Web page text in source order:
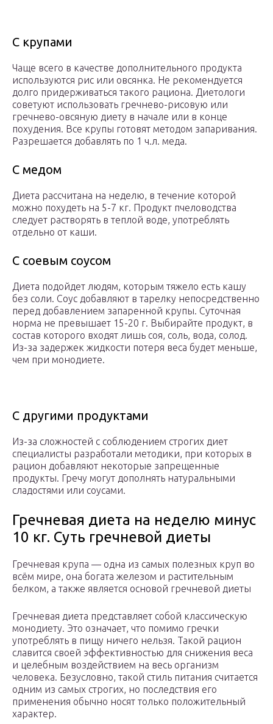
С крупами
Чаще всего в качестве дополнительного продукта
используются рис или овсянка. Не рекомендуется
долго придерживаться такого рациона. Диетологи
советуют использовать гречнево-рисовую или
гречнево-овсяную диету в начале или в конце
похудения. Все крупы готовят методом запаривания.
Разрешается добавлять по 1 ч.л. меда.
С медом
Диета рассчитана на неделю, в течение которой
можно похудеть на 5-7 кг. Продукт пчеловодства
следует растворять в теплой воде, употреблять
отдельно от каши.
С соевым соусом
Диета подойдет людям, которым тяжело есть кашу
без соли. Соус добавляют в тарелку непосредственно
перед добавлением запаренной крупы. Суточная
норма не превышает 15-20 г. Выбирайте продукт, в
состав которого входят лишь соя, соль, вода, солод.
Из-за задержек жидкости потеря веса будет меньше,
чем при монодиете.
С другими продуктами
Из-за сложностей с соблюдением строгих диет
специалисты разработали методики, при которых в
рацион добавляют некоторые запрещенные
продукты. Гречу могут дополнять натуральными
сладостями или соусами.
Гречневая диета на неделю минус
10 кг. Суть гречневой диеты
Гречневая крупа — одна из самых полезных круп во
всём мире, она богата железом и растительным
белком, а также является основой гречневой диеты
Гречневая диета представляет собой классическую
монодиету. Это означает, что помимо гречки
употреблять в пищу ничего нельзя. Такой рацион
славится своей эффективностью для снижения веса
и целебным воздействием на весь организм
человека. Безусловно, такой стиль питания считается
одним из самых строгих, но последствия его
применения обычно носят только положительный
характер.